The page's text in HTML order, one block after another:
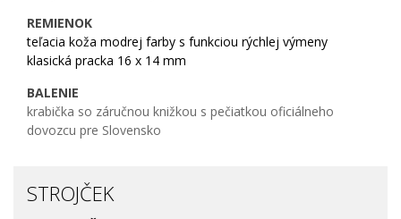
REMIENOK
teľacia koža modrej farby s funkciou rýchlej výmeny
klasická pracka 16 x 14 mm
BALENIE
krabička so záručnou knižkou s pečiatkou oficiálneho
dovozcu pre Slovensko
STROJČEK